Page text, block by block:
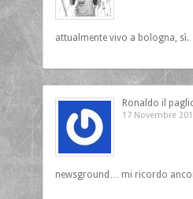
attualmente vivo a bologna, sì.
Ronaldo il
17 Novembre
newsground… mi ricordo